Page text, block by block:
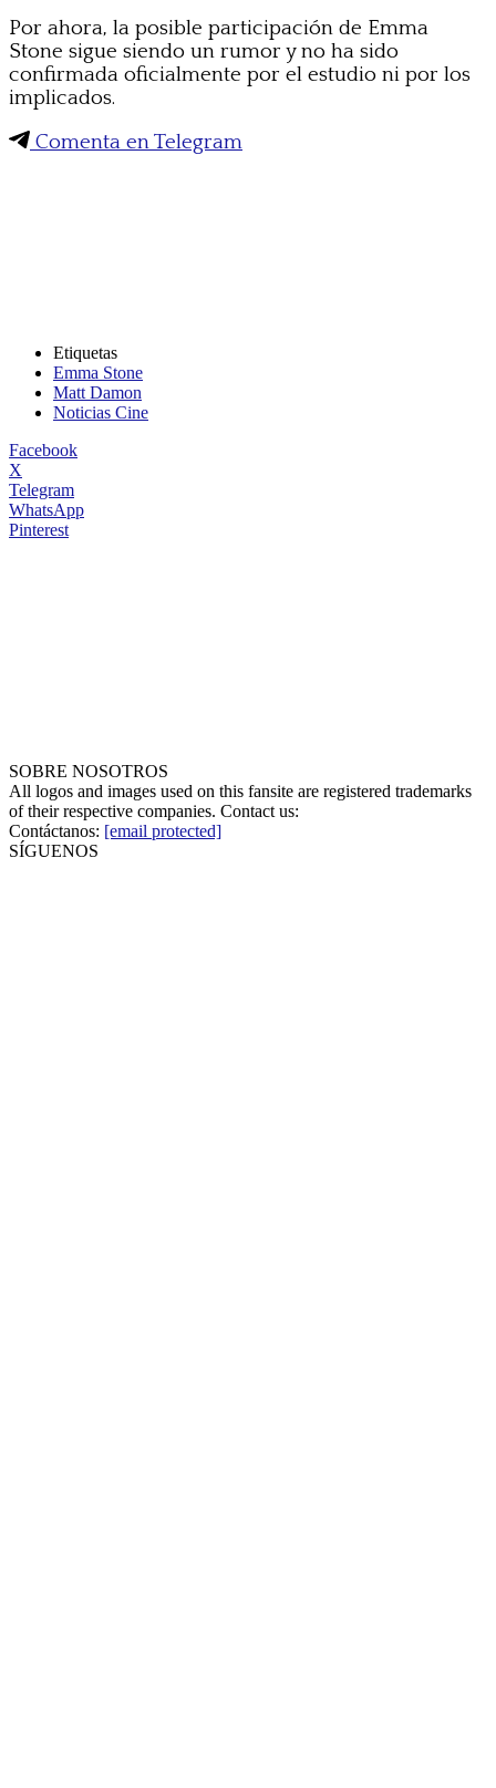
Por ahora, la posible participación de Emma
Stone sigue siendo un rumor y no ha sido
confirmada oficialmente por el estudio ni por los
implicados.
Comenta en Telegram
Etiquetas
Emma Stone
Matt Damon
Noticias Cine
Facebook
X
Telegram
WhatsApp
Pinterest
SOBRE NOSOTROS
All logos and images used on this fansite are registered trademarks
of their respective companies. Contact us:
Contáctanos: [email protected]
SÍGUENOS